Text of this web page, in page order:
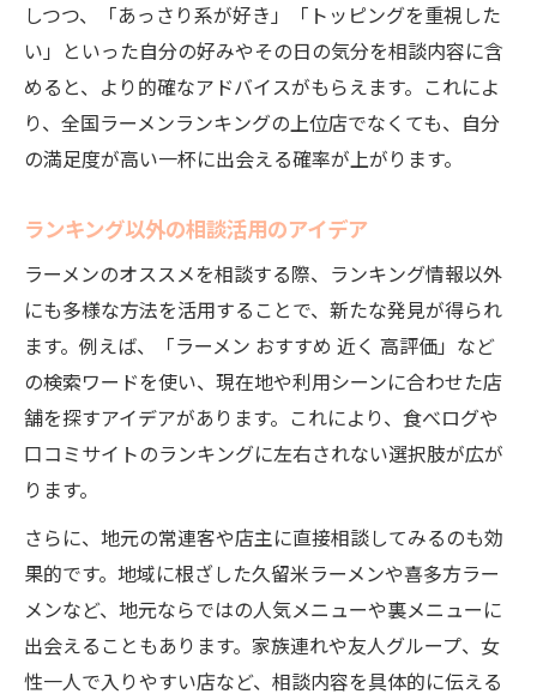
しつつ、「あっさり系が好き」「トッピングを重視した
い」といった自分の好みやその日の気分を相談内容に含
めると、より的確なアドバイスがもらえます。これによ
り、全国ラーメンランキングの上位店でなくても、自分
の満足度が高い一杯に出会える確率が上がります。
ランキング以外の相談活用のアイデア
ラーメンのオススメを相談する際、ランキング情報以外
にも多様な方法を活用することで、新たな発見が得られ
ます。例えば、「ラーメン おすすめ 近く 高評価」など
の検索ワードを使い、現在地や利用シーンに合わせた店
舗を探すアイデアがあります。これにより、食べログや
口コミサイトのランキングに左右されない選択肢が広が
ります。
さらに、地元の常連客や店主に直接相談してみるのも効
果的です。地域に根ざした久留米ラーメンや喜多方ラー
メンなど、地元ならではの人気メニューや裏メニューに
出会えることもあります。家族連れや友人グループ、女
性一人で入りやすい店など、相談内容を具体的に伝える